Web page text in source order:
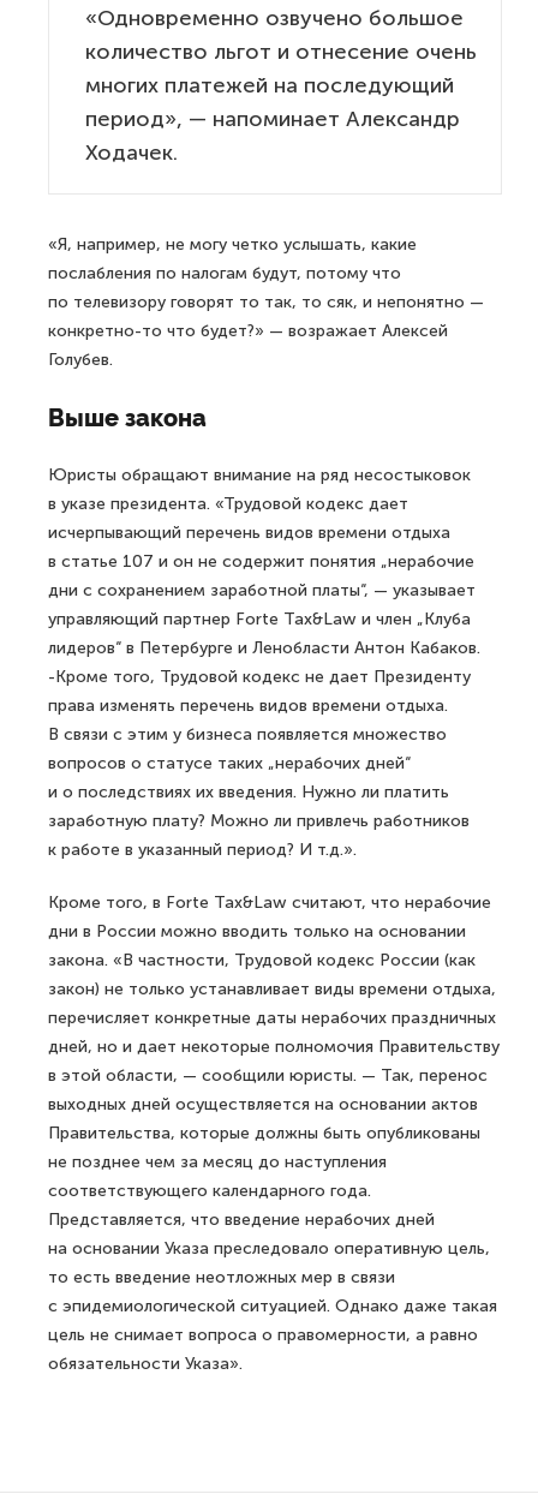
«Одновременно озвучено большое
количество льгот и отнесение очень
многих платежей на последующий
период», — напоминает Александр
Ходачек.
«Я, например, не могу четко услышать, какие
послабления по налогам будут, потому что
по телевизору говорят то так, то сяк, и непонятно —
конкретно-то что будет?» — возражает Алексей
Голубев.
Выше закона
Юристы обращают внимание на ряд несостыковок
в указе президента. «Трудовой кодекс дает
исчерпывающий перечень видов времени отдыха
в статье 107 и он не содержит понятия „нерабочие
дни с сохранением заработной платы“, — указывает
управляющий партнер Forte Tax&Law и член „Клуба
лидеров“ в Петербурге и Ленобласти Антон Кабаков.
-Кроме того, Трудовой кодекс не дает Президенту
права изменять перечень видов времени отдыха.
В связи с этим у бизнеса появляется множество
вопросов о статусе таких „нерабочих дней“
и о последствиях их введения. Нужно ли платить
заработную плату? Можно ли привлечь работников
к работе в указанный период? И т.д.».
Кроме того, в Forte Tax&Law считают, что нерабочие
дни в России можно вводить только на основании
закона. «В частности, Трудовой кодекс России (как
закон) не только устанавливает виды времени отдыха,
перечисляет конкретные даты нерабочих праздничных
дней, но и дает некоторые полномочия Правительству
в этой области, — сообщили юристы. — Так, перенос
выходных дней осуществляется на основании актов
Правительства, которые должны быть опубликованы
не позднее чем за месяц до наступления
соответствующего календарного года.
Представляется, что введение нерабочих дней
на основании Указа преследовало оперативную цель,
то есть введение неотложных мер в связи
с эпидемиологической ситуацией. Однако даже такая
цель не снимает вопроса о правомерности, а равно
обязательности Указа».